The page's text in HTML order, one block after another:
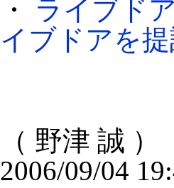
・ ライブド
イブドアを
（ 野津 誠 ）
2006/09/04